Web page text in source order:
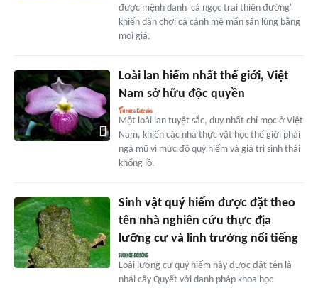
được mệnh danh 'cá ngọc trai thiên đường'
khiến dân chơi cá cảnh mê mẩn săn lùng bằng
mọi giá.
Loài lan hiếm nhất thế giới, Việt
Nam sở hữu độc quyền
Một loài lan tuyệt sắc, duy nhất chỉ mọc ở Việt
Nam, khiến các nhà thực vật học thế giới phải
ngả mũ vì mức độ quý hiếm và giá trị sinh thái
khổng lồ.
Sinh vật quý hiếm được đặt theo
tên nhà nghiên cứu thực địa
lưỡng cư và linh trưởng nổi tiếng
Loài lưỡng cư quý hiếm này được đặt tên là
nhái cây Quyết với danh pháp khoa học